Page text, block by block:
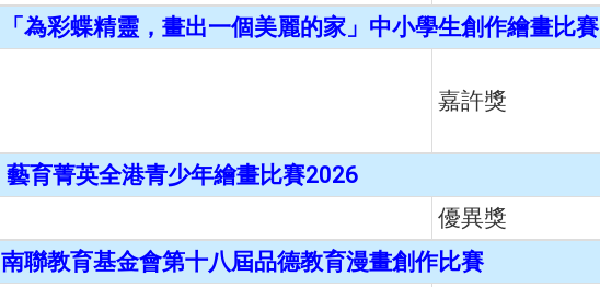
「為彩蝶精靈，畫出一個美麗的家」中小學生創作繪畫比賽
嘉許獎
藝育菁英全港青少年繪畫比賽2026
優異獎
南聯教育基金會第十八屆品德教育漫畫創作比賽